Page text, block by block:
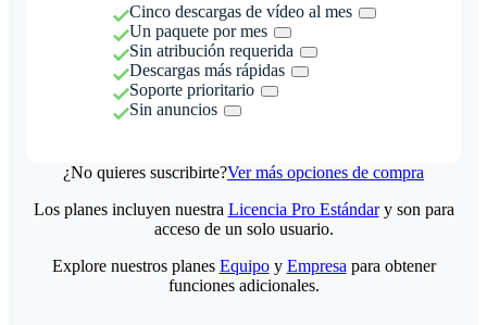
Cinco descargas de vídeo al mes
Un paquete por mes
Sin atribución requerida
Descargas más rápidas
Soporte prioritario
Sin anuncios
¿No quieres suscribirte?Ver más opciones de compra
Los planes incluyen nuestra Licencia Pro Estándary son para
acceso de un solo usuario.
Explore nuestros planes Equipoy Empresa para obtener
funciones adicionales.